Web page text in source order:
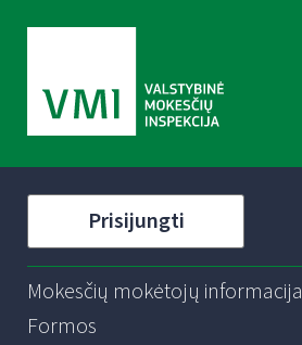
Prisijungti
Mokesčių mokėtojų informacija
Formos